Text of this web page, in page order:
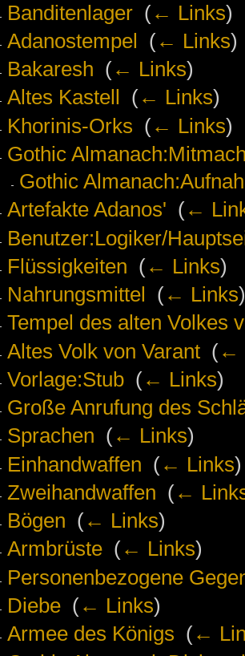
Banditenlager‎ (← Links)
Adanostempel
(← Links)
Bakaresh (← Links)
Altes Kastell
(← Links)
Khorinis-Orks (← Links)
Gothic
Gothic
Artefakte Adanos' (←
Benutzer:Logiker/
Flüssigkeiten (← Links)
Nahrungsmittel
(← Links)
Tempel des alten Volkes
Altes Volk von Varant‎ (←
Vorlage:Stub‎ (← Links)
Große Anrufung des
Sprachen (← Links)
Einhandwaffen (← Links)
Zweihandwaffen (←
Bögen (← Links)
Armbrüste‎ (← Links)
Personenbezogene
Diebe‎ (← Links)
Armee des Königs (←